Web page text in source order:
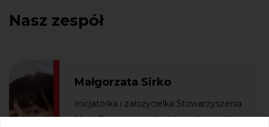
Nasz zespół
Małgorzata Sirko
Inicjatorka i założycielka Stowarzyszenia
Małe Rzeczy, przedsiębiorca, laureatka